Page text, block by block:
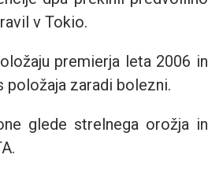
v Tokio.
premierja leta 2006 in
zaradi bolezni.
glede strelnega orožja in